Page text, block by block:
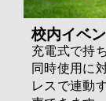
校内イベ
充電式で持
同時使用に
レスで連動